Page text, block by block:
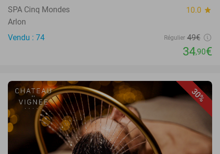
SPA Cinq Mondes 10.0 star
Arlon
Vendu : 74
Régulier 49€
34,90€
30%